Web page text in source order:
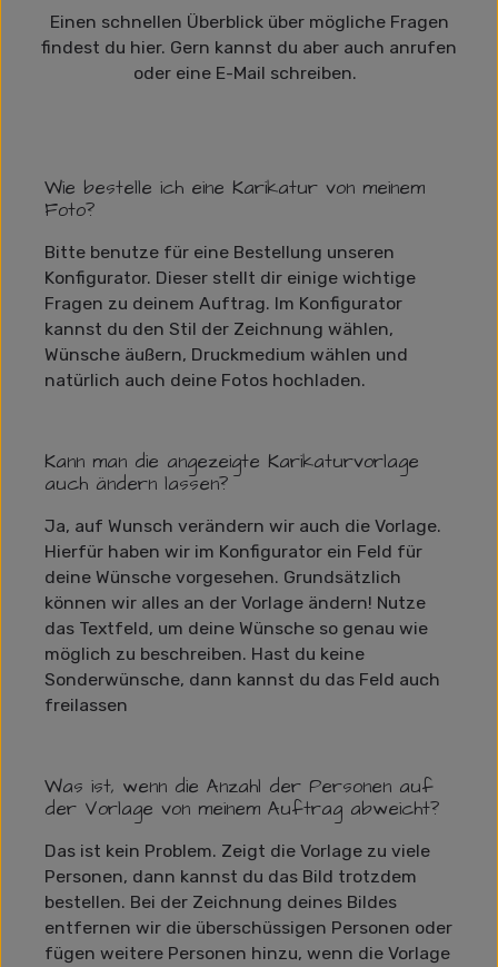
Einen schnellen Überblick über mögliche Fragen
findest du hier. Gern kannst du aber auch anrufen
oder eine E-Mail schreiben.
Wie bestelle ich eine Karikatur von meinem
Foto?
Bitte benutze für eine Bestellung unseren
Konfigurator. Dieser stellt dir einige wichtige
Fragen zu deinem Auftrag. Im Konfigurator
kannst du den Stil der Zeichnung wählen,
Wünsche äußern, Druckmedium wählen und
natürlich auch deine Fotos hochladen.
Kann man die angezeigte Karikaturvorlage
auch ändern lassen?
Ja, auf Wunsch verändern wir auch die Vorlage.
Hierfür haben wir im Konfigurator ein Feld für
deine Wünsche vorgesehen. Grundsätzlich
können wir alles an der Vorlage ändern! Nutze
das Textfeld, um deine Wünsche so genau wie
möglich zu beschreiben. Hast du keine
Sonderwünsche, dann kannst du das Feld auch
freilassen
Was ist, wenn die Anzahl der Personen auf
der Vorlage von meinem Auftrag abweicht?
Das ist kein Problem. Zeigt die Vorlage zu viele
Personen, dann kannst du das Bild trotzdem
bestellen. Bei der Zeichnung deines Bildes
entfernen wir die überschüssigen Personen oder
fügen weitere Personen hinzu, wenn die Vorlage